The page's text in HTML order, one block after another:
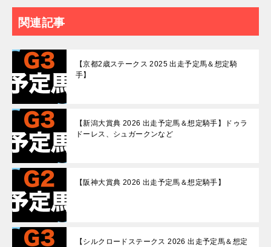
関連記事
【京都2歳ステークス 2025 出走予定馬＆想定騎
手】
【新潟大賞典 2026 出走予定馬＆想定騎手】ドゥラ
ドーレス、シュガークンなど
【阪神大賞典 2026 出走予定馬＆想定騎手】
【シルクロードステークス 2026 出走予定馬＆想定